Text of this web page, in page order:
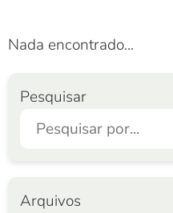
Nada encontrado...
Pesquisar
Arquivos